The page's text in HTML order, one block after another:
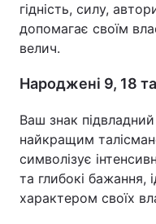
гідність, силу,
допомагає своїм
велич.
Народжені 9, 18
Ваш знак
найкращим
символізує
та глибокі бажання,
характером своїх